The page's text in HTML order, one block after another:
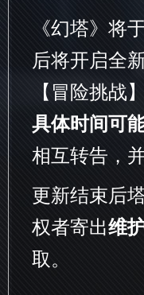
《幻塔》将
后将开启全
【冒险挑战
具体时间可
相互转告，
更新结束后
权者寄出维
取。